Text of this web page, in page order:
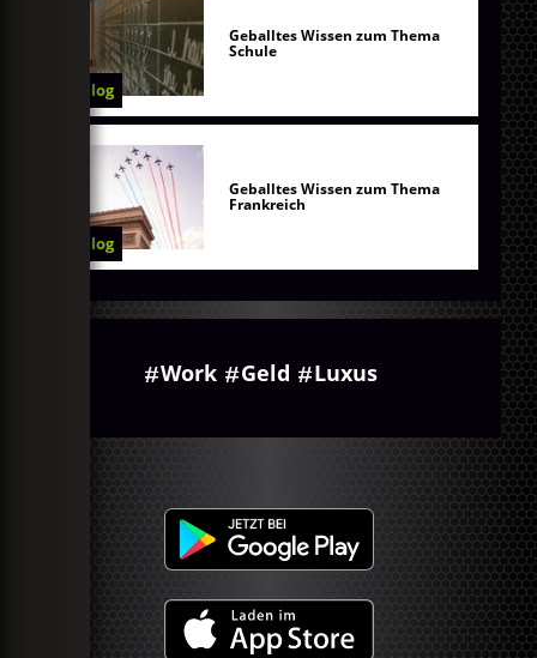
Blog
Geballtes Wissen zum Thema
Schule
Blog
Geballtes Wissen zum Thema
Frankreich
Work Geld Luxus